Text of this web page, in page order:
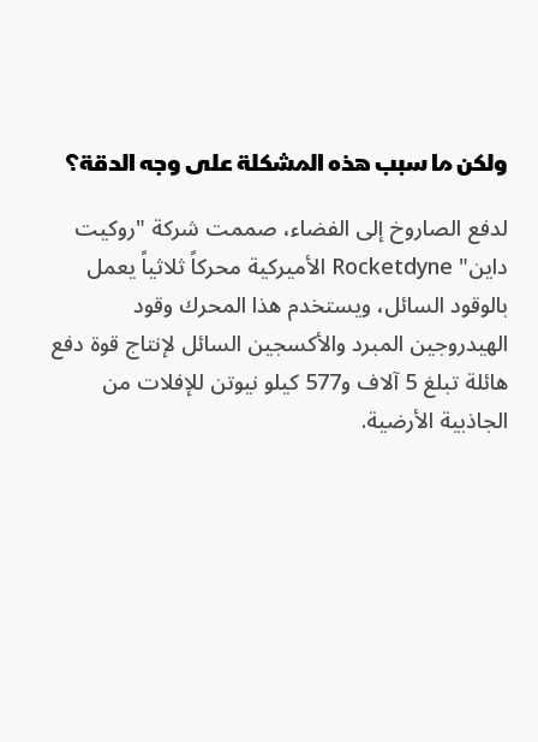
ولكن ما سبب هذه المشكلة على وجه الدقة؟
لدفع الصاروخ إلى الفضاء، صممت شركة "روكيت
داين" Rocketdyne الأميركية محركاً ثلاثياً يعمل
بالوقود السائل، ويستخدم هذا المحرك وقود
الهيدروجين المبرد والأكسجين السائل لإنتاج قوة دفع
هائلة تبلغ 5 آلاف و577 كيلو نيوتن للإفلات من
الجاذبية الأرضية.